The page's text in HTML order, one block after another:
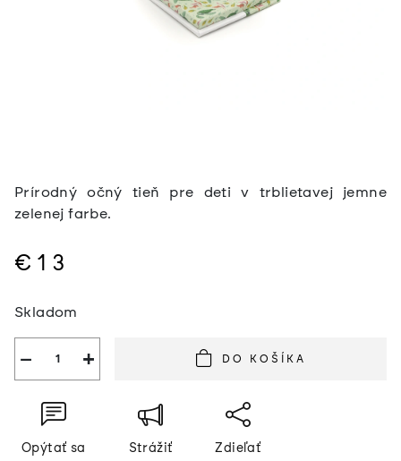
Prírodný očný tieň pre deti v trblietavej jemne
zelenej farbe.
€13
cena:
Skladom
+
− DO KOŠÍKA
Opýtať sa Strážiť Zdieľať